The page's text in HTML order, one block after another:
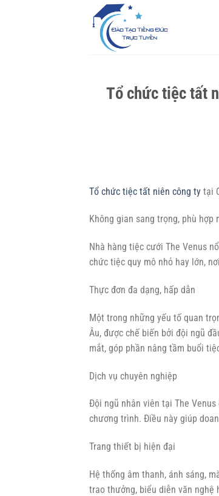
Tổ chức tiệc tất
Tổ chức tiệc tất niên công ty tại
Không gian sang trọng, phù hợp
Nhà hàng tiệc cưới The Venus
chức tiệc quy mô nhỏ hay lớn,
Thực đơn đa dạng, hấp dẫn
Một trong những yếu tố quan
Âu, được chế biến bởi đội ngũ
mắt, góp phần nâng tầm buổi
Dịch vụ chuyên nghiệp
Đội ngũ nhân viên tại The
chương trình. Điều này giúp
Trang thiết bị hiện đại
Hệ thống âm thanh, ánh sáng,
trao thưởng, biểu diễn văn